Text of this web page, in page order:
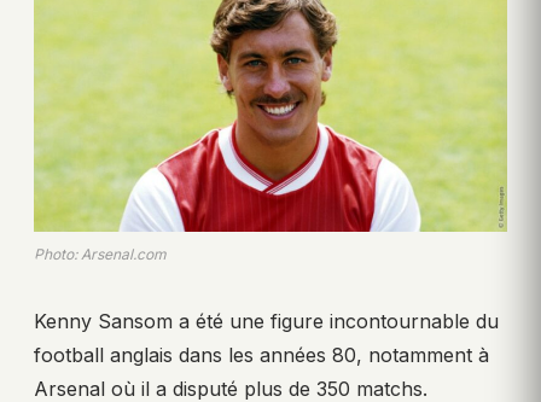
Photo: Arsenal.com
Kenny Sansom a été une figure incontournable du
football anglais dans les années 80, notamment à
Arsenal où il a disputé plus de 350 matchs.